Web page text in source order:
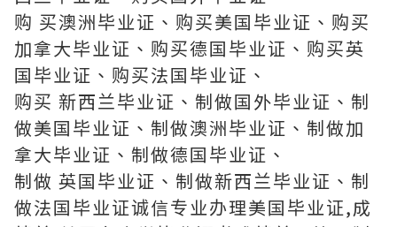
购 买澳洲毕业证、购买美国毕业证、购买
加拿大毕业证、购买德国毕业证、购买英
国毕业证、购买法国毕业证、
购买 新西兰毕业证、制做国外毕业证、制
做美国毕业证、制做澳洲毕业证、制做加
拿大毕业证、制做德国毕业证、
制做 英国毕业证、制做新西兰毕业证、制
做法国毕业证诚信专业办理美国毕业证,成